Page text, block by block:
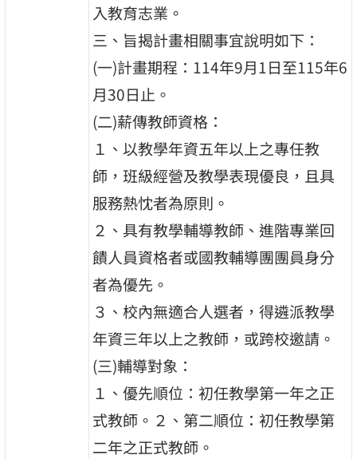
入教育志業。
三、旨揭計畫相關事宜說明如下：
(一)計畫期程：114年9月1日至115年6
月30日止。
(二)薪傳教師資格：
１、以教學年資五年以上之專任教
師，班級經營及教學表現優良，且具
服務熱忱者為原則。
２、具有教學輔導教師、進階專業回
饋人員資格者或國教輔導團團員身分
者為優先。
３、校內無適合人選者，得遴派教學
年資三年以上之教師，或跨校邀請。
(三)輔導對象：
１、優先順位：初任教學第一年之正
式教師。２、第二順位：初任教學第
二年之正式教師。